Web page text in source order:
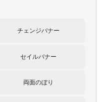
チェンジバナー
セイルバナー
両面のぼり